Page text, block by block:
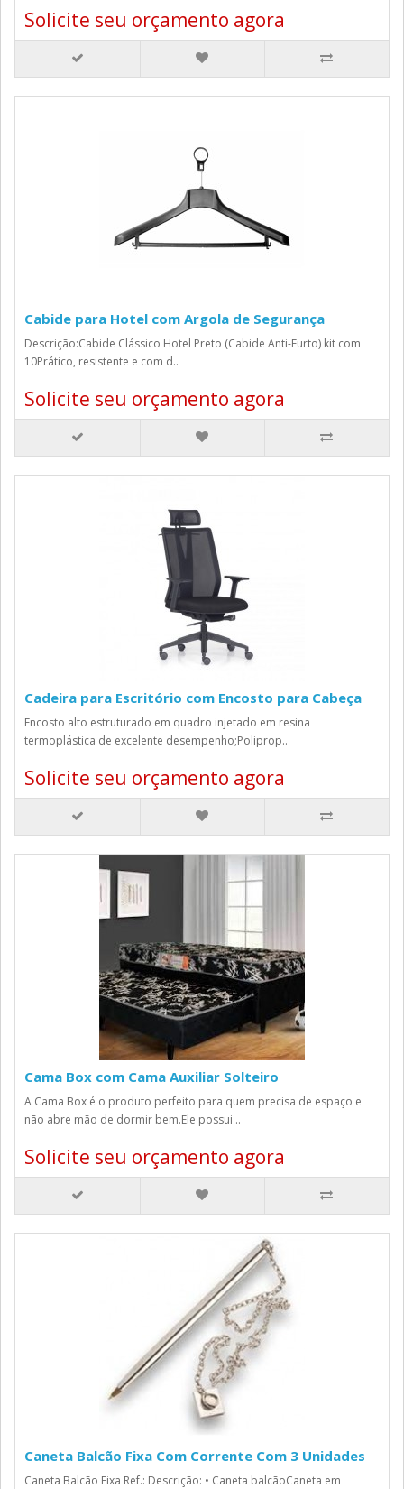
Solicite seu orçamento agora
Cabide para Hotel com Argola de Segurança
Descrição:Cabide Clássico Hotel Preto (Cabide Anti-Furto) kit com
10Prático, resistente e com d..
Solicite seu orçamento agora
Cadeira para Escritório com Encosto para Cabeça
Encosto alto estruturado em quadro injetado em resina
termoplástica de excelente desempenho;Poliprop..
Solicite seu orçamento agora
Cama Box com Cama Auxiliar Solteiro
A Cama Box é o produto perfeito para quem precisa de espaço e
não abre mão de dormir bem.Ele possui ..
Solicite seu orçamento agora
Caneta Balcão Fixa Com Corrente Com 3 Unidades
Caneta Balcão Fixa Ref.: Descrição: • Caneta balcãoCaneta em